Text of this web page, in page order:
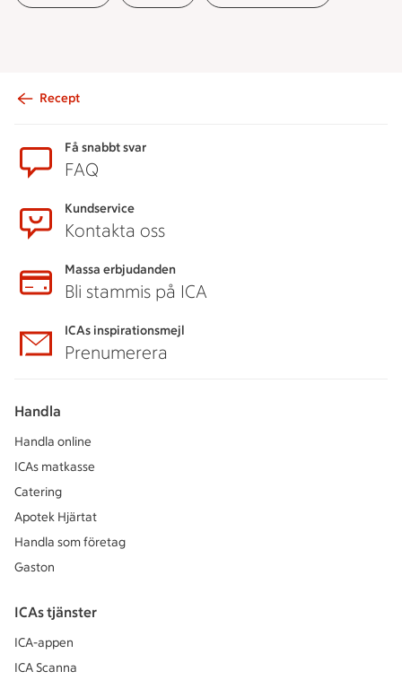
Recept
Få snabbt svar
FAQ
Kundservice
Kontakta oss
Massa erbjudanden
Bli stammis på ICA
ICAs inspirationsmejl
Prenumerera
Handla
Handla online
ICAs matkasse
Catering
Apotek Hjärtat
Handla som företag
Gaston
ICAs tjänster
ICA-appen
ICA Scanna